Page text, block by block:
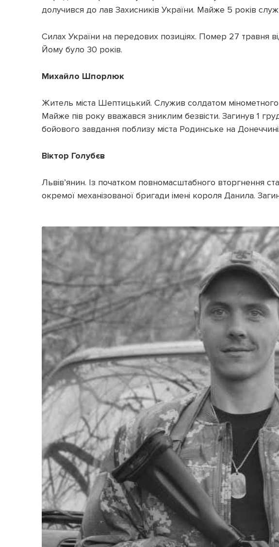
долучився до лав Захисників України. Майже 5 років
Силах України на передових позиціях. Помер 27 травня
Йому було 30 років.
Михайло Шпорлюк
Житель міста Шептицький. Служив солдатом мінометного
Майже пів року вважався зниклим безвісти. Загинув 1
бойового завдання поблизу міста Родинське на
Віктор Голубєв
Львів’янин. Із початком повномасштабного вторгнення
окремої механізованої бригади імені короля Данила.